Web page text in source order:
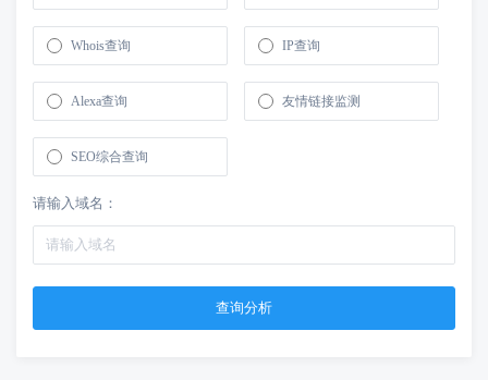
Whois查询 IP查询
Alexa查询 友情链接监测
SEO综合查询
请输入域名：